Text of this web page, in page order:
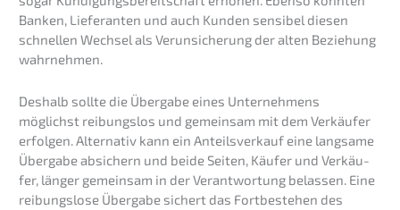
Banken, Liefe­ran­ten und auch Kunden sensi­bel diesen
schnel­len Wechsel als Verun­si­che­rung der alten Bezie­hung
wahrnehmen.
Deshalb sollte die Überga­be eines Unter­neh­mens
möglichst reibungs­los und gemein­sam mit dem Verkäu­fer
erfol­gen. Alter­na­tiv kann ein Anteils­ver­kauf eine langsa­me
Überga­be absichern und beide Seiten, Käufer und Verkäu­
fer, länger gemein­sam in der Verant­wor­tung belas­sen. Eine
reibungs­lo­se Überga­be sichert das Fortbe­stehen des